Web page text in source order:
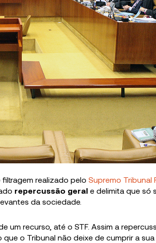
realizado pelo Supremo Tribunal
repercussão geral e delimita que só
da sociedade.
um recurso, até o STF. Assim a
o Tribunal não deixe de cumprir a